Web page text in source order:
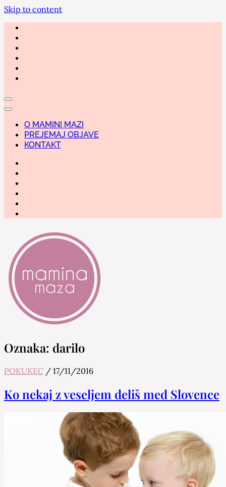
Skip to content
O MAMINI MAZI
PREJEMAJ OBJAVE
KONTAKT
Mamina Maza
Blog & Portal za starše in bodoče starše
Oznaka: darilo
POKUKEC / 17/11/2016
Ko nekaj z veseljem deliš med Slovence